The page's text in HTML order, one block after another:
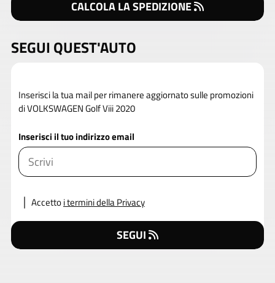
CALCOLA LA SPEDIZIONE
SEGUI QUEST'AUTO
Inserisci la tua mail per rimanere aggiornato sulle promozioni
di VOLKSWAGEN Golf Viii 2020
Inserisci il tuo indirizzo email
Accettoi termini della Privacy
SEGUI